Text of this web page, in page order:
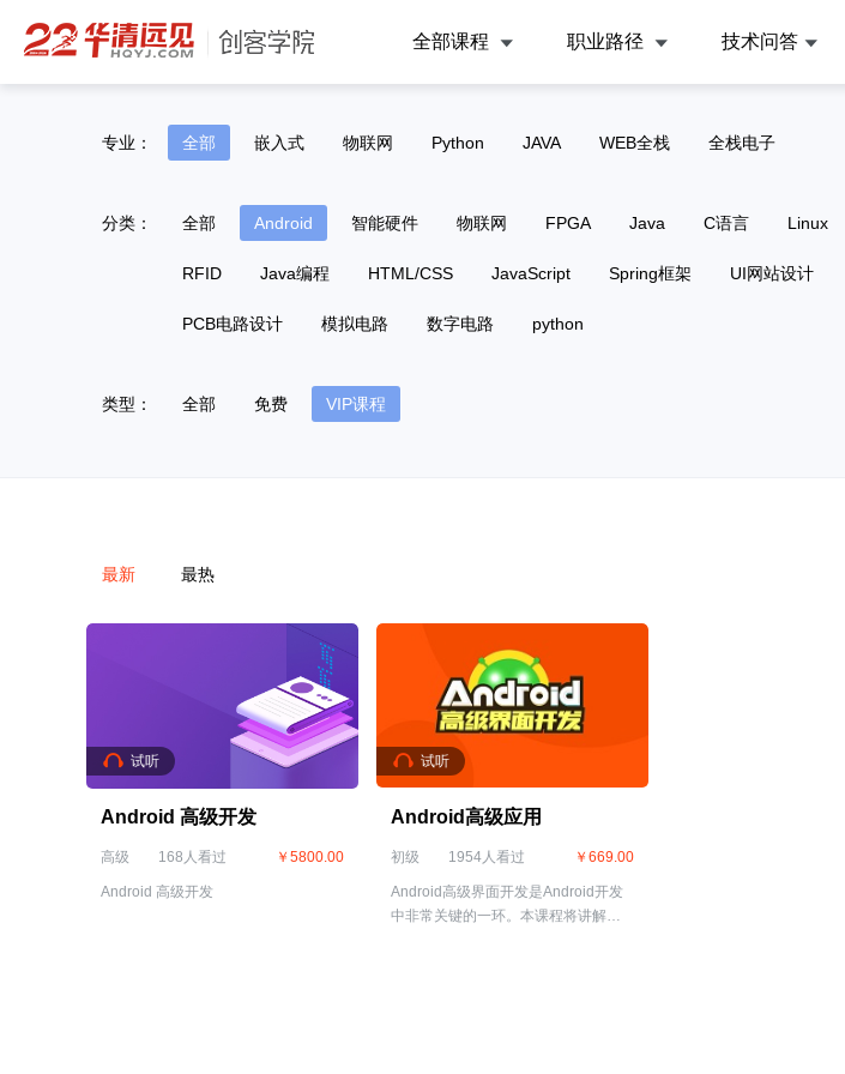
全部课程 职业路径 技术问答
专业： 全部 嵌入式 物联网 Python JAVA WEB全栈 全栈电子
分类： 全部 Android 智能硬件 物联网 FPGA Java C语言 Linux
RFID Java编程 HTML/CSS JavaScript Spring框架 UI网站设计
PCB电路设计 模拟电路 数字电路 python
类型： 全部 免费 VIP课程
最新 最热
试听
Android 高级开发
高级 168人看过 ￥5800.00
Android 高级开发
试听
Android高级应用
初级 1954人看过 ￥669.00
Android高级界面开发是Android开发
中非常关键的一环。本课程将讲解自